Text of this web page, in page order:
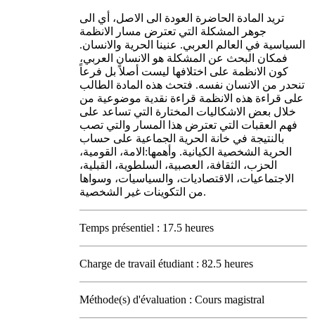
تريد المادة الحاضرة العودة الى الاصل، أي الى
جوهر المشكلة التي تعترض مسار الانظمة
السياسية في العالم العربي. عنينا الحرية والانسان.
فمكان البحث عن المشكلة هو الانسان العربي،
كون الانظمة على اختلافها ليست أصلاً بل فرعاً
تنحدر من الانسان نفسه. فتحث هذه المادة الطالب
على قراءة هذه الانظمة قراءة نقدية موضوعية من
خلال بعض الاشكاليات المختارة التي تساعد على
فهم العقبات التي تعترض هذا المسار والتي تصب
بالنتيجة في خانة الحرية الجماعية على حساب
الحرية الشخصية الكيانية. وأهمها:الامة، القومية،
الحزب، الثقافة، العصبية، السلطوية، القبلية،
الاجتماعيات، الاقتصاديات، والسياسيات، وسواها
من التكوينات غير الشخصية.
Temps présentiel : 17.5 heures
Charge de travail étudiant : 82.5 heures
Méthode(s) d'évaluation : Cours magistral